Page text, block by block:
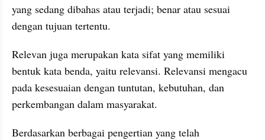
yang sedang dibahas atau terjadi; benar atau sesuai
dengan tujuan tertentu.
Relevan juga merupakan kata sifat yang memiliki
bentuk kata benda, yaitu relevansi. Relevansi mengacu
pada kesesuaian dengan tuntutan, kebutuhan, dan
perkembangan dalam masyarakat.
Berdasarkan berbagai pengertian yang telah